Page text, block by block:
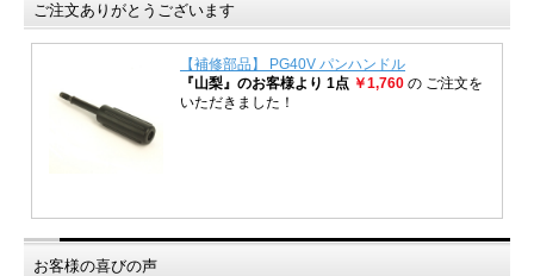
ご注文ありがとうございます
お客様の喜びの声